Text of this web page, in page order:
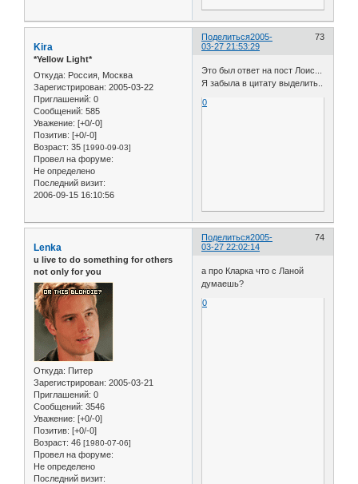
Поделиться 73
2005-
03-27 21:53:29
Kira
*Yellow Light*
Откуда: Россия, Москва
Зарегистрирован: 2005-03-22
Приглашений: 0
Сообщений: 585
Уважение: [+0/-0]
Позитив: [+0/-0]
Возраст: 35 [1990-09-03]
Провел на форуме:
Не определено
Последний визит:
2006-09-15 16:10:56
Это был ответ на пост Лоис...
Я забыла в цитату выделить..
0
Поделиться 74
2005-
03-27 22:02:14
Lenka
u live to do something for others
not only for you
Откуда: Питер
Зарегистрирован: 2005-03-21
Приглашений: 0
Сообщений: 3546
Уважение: [+0/-0]
Позитив: [+0/-0]
Возраст: 46 [1980-07-06]
Провел на форуме:
Не определено
Последний визит:
а про Кларка что с Ланой
думаешь?
0